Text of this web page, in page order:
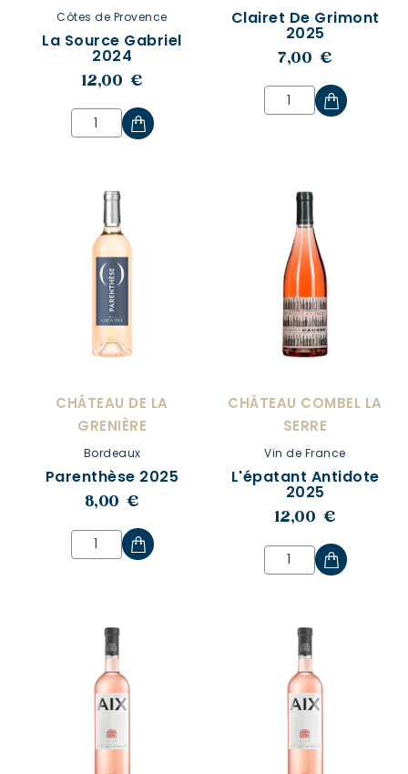
Côtes de Provence
La Source Gabriel
2024
12,00 €
Clairet De Grimont
2025
7,00 €
CHÂTEAU DE LA
GRENIÈRE
Bordeaux
Parenthèse 2025
8,00 €
CHÂTEAU COMBEL LA
SERRE
Vin de France
L'épatant Antidote
2025
12,00 €